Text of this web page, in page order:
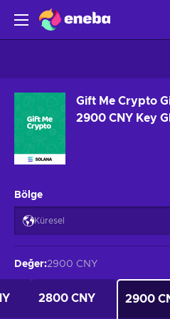
Gift Me Crypto
2900 CNY Key
Bölge
Küresel
Değer:2900 CNY
2800 CNY 2900